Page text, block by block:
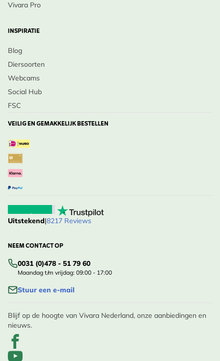
Vivara Pro
INSPIRATIE
Blog
Diersoorten
Webcams
Social Hub
FSC
VEILIG EN GEMAKKELIJK BESTELLEN
Uitstekend|8217 Reviews
NEEM CONTACT OP
0031 (0)478 - 51 79 60
Maandag t/m vrijdag: 09:00 - 17:00
Stuur een e-mail
Blijf op de hoogte van Vivara Nederland, onze aanbiedingen en
nieuws.